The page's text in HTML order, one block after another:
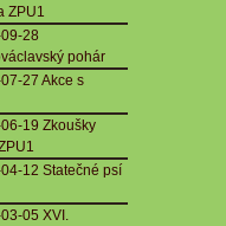
ZPU1
28
pohár
27 Akce s
19 Zkoušky
12 Statečné psí
05 XVI.